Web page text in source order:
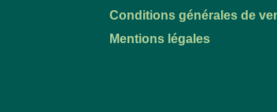
Conditions générales de
Mentions légales